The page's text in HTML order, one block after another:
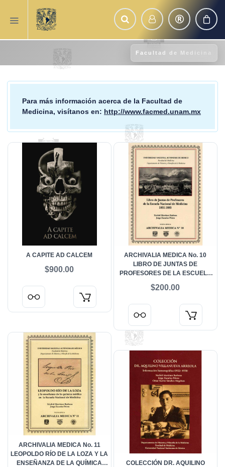
Facultad de Medicina
Para más información acerca de la Facultad de
Medicina, visítanos en: http://www.facmed.unam.mx
A CAPITE AD CALCEM
$900.00
ARCHIVALIA MEDICA No. 10
LIBRO DE JUNTAS DE
PROFESORES DE LA ESCUELA
1883
$200.00
ARCHIVALIA MEDICA No. 11
LEOPOLDO RÍO DE LA LOZA Y LA
ENSEÑANZA DE LA QUÍMICA
COLECCIÓN DR. AQUILINO